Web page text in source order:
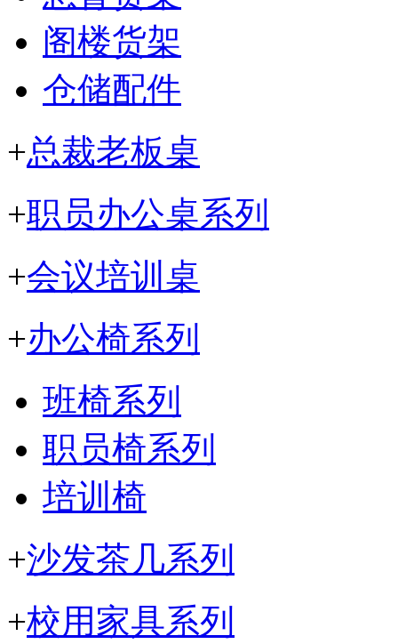
阁楼货架
仓储配件
+总裁老板桌
+职员办公桌系列
+会议培训桌
+办公椅系列
班椅系列
职员椅系列
培训椅
+沙发茶几系列
+校用家具系列